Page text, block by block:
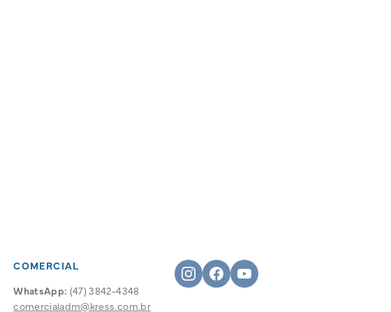
COMERCIAL
WhatsApp: (47) 3842-4348
comercialadm@kress.com.br